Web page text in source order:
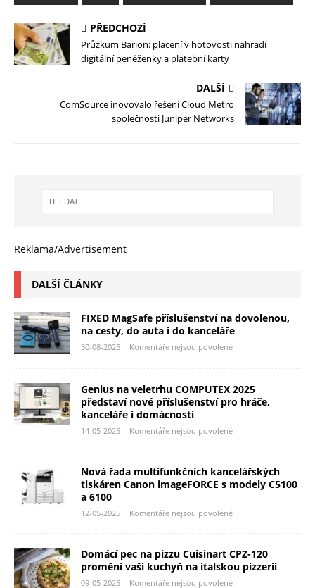
PŘEDCHOZÍ
Průzkum Barion: placení v hotovosti nahradí
digitální peněženky a platební karty
DALŠÍ
ComSource inovovalo řešení Cloud Metro
společnosti Juniper Networks
Reklama/Advertisement
DALŠÍ ČLÁNKY
FIXED MagSafe příslušenství na dovolenou,
na cesty, do auta i do kanceláře
30-08-2025 Komentáře nejsou povolené
Genius na veletrhu COMPUTEX 2025
představí nové příslušenství pro hráče,
kanceláře i domácnosti
14-05-2025 Komentáře nejsou povolené
Nová řada multifunkčních kancelářských
tiskáren Canon imageFORCE s modely C5100
a 6100
12-05-2025 Komentáře nejsou povolené
Domácí pec na pizzu Cuisinart CPZ-120
promění vaši kuchyň na italskou pizzerii
09-05-2025 Komentáře nejsou povolené